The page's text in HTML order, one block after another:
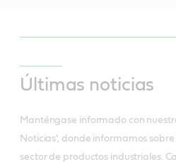
Últimas noticias
Manténgase informado con
Noticias', donde informamos
sector de productos industriales.